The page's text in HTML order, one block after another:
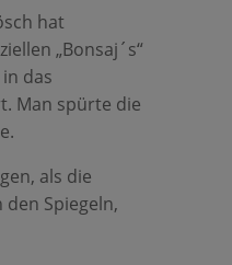
hat
„Bonsaj´s“
das
Man spürte die
als die
Spiegeln,